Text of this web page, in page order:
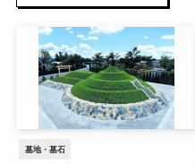
墓地・墓石